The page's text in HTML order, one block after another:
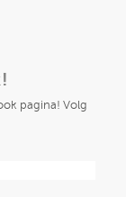
pagina! Volg